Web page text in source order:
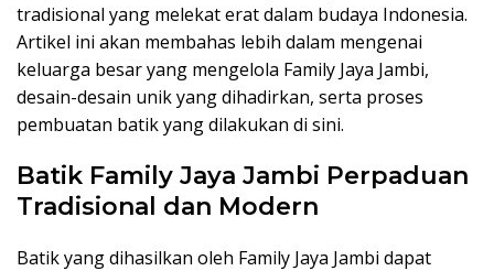
tradisional yang melekat erat dalam budaya Indonesia.
Artikel ini akan membahas lebih dalam mengenai
keluarga besar yang mengelola Family Jaya Jambi,
desain-desain unik yang dihadirkan, serta proses
pembuatan batik yang dilakukan di sini.
Batik Family Jaya Jambi Perpaduan
Tradisional dan Modern
Batik yang dihasilkan oleh Family Jaya Jambi dapat